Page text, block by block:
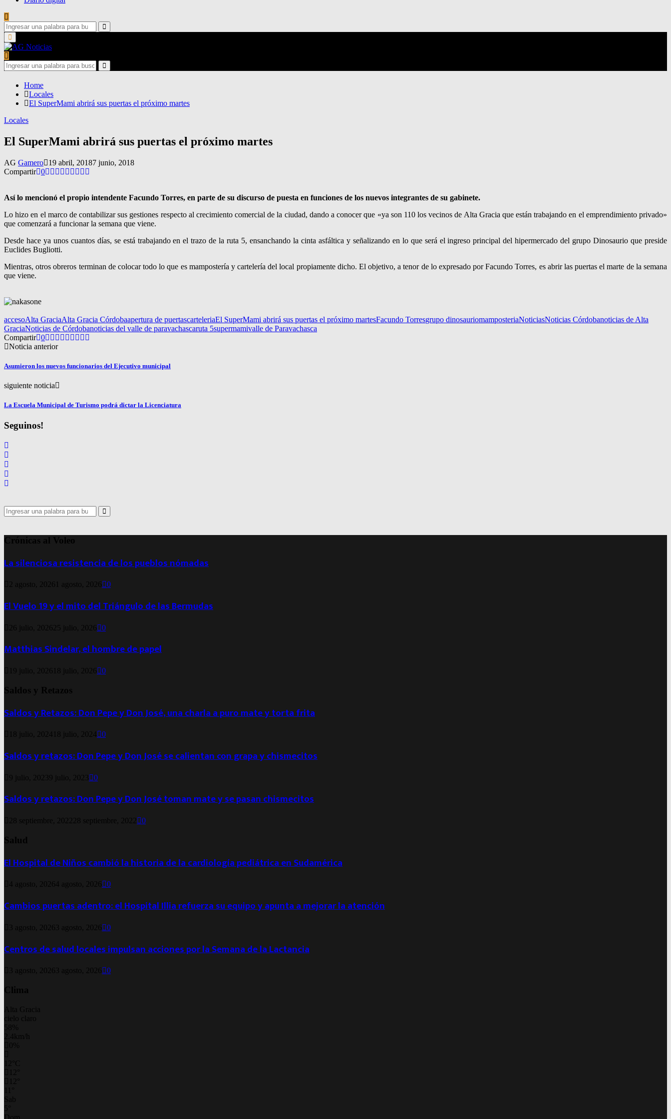
Search
for:
Search
Primary
Menu
Search
for:
Search
Home
Locales
El SuperMami abrirá sus puertas el próximo martes
Locales
El SuperMami abrirá sus puertas el próximo martes
AG Gamero 19 abril, 20187 junio, 2018
Compartir 0
Así lo mencionó el propio intendente Facundo Torres, en parte de su discurso de puesta en funciones de los nuevos integrantes de su gabinete.
Lo hizo en el marco de contabilizar sus gestiones respecto al crecimiento comercial de la ciudad, dando a conocer que «ya son 110 los vecinos de Alta Gracia que están trabajando en el emprendimiento privado»
que comenzará a funcionar la semana que viene.
Desde hace ya unos cuantos días, se está trabajando en el trazo de la ruta 5, ensanchando la cinta asfáltica y señalizando en lo que será el ingreso principal del hipermercado del grupo Dinosaurio que preside
Euclides Bugliotti.
Mientras, otros obreros terminan de colocar todo lo que es mampostería y cartelería del local propiamente dicho. El objetivo, a tenor de lo expresado por Facundo Torres, es abrir las puertas el marte de la semana
que viene.
accesoAlta GraciaAlta Gracia Córdobaapertura de puertascarteleriaEl SuperMami abrirá sus puertas el próximo martesFacundo Torresgrupo dinosauriomamposteriaNoticiasNoticias Córdobanoticias de Alta
GraciaNoticias de Córdobanoticias del valle de paravachascaruta 5supermamivalle de Paravachasca
Compartir 0
Noticia anterior
Asumieron los nuevos funcionarios del Ejecutivo municipal
siguiente noticia
La Escuela Municipal de Turismo podrá dictar la Licenciatura
Seguinos!
Search
for:
Search
Crónicas al Voleo
La silenciosa resistencia de los pueblos nómadas
2 agosto, 2026 1 agosto, 2026 0
El Vuelo 19 y el mito del Triángulo de las Bermudas
26 julio, 2026 25 julio, 2026 0
Matthias Sindelar, el hombre de papel
19 julio, 2026 18 julio, 2026 0
Saldos y Retazos
Saldos y Retazos: Don Pepe y Don José, una charla a puro mate y torta frita
18 julio, 2024 18 julio, 2024 0
Saldos y retazos: Don Pepe y Don José se calientan con grapa y chismecitos
9 julio, 20239 julio, 2023 0
Saldos y retazos: Don Pepe y Don José toman mate y se pasan chismecitos
28 septiembre, 2022 28 septiembre, 2022 0
Salud
El Hospital de Niños cambió la historia de la cardiología pediátrica en Sudamérica
4 agosto, 20264 agosto, 2026 0
Cambios puertas adentro: el Hospital Illia refuerza su equipo y apunta a mejorar la atención
3 agosto, 2026 3 agosto, 2026 0
Centros de salud locales impulsan acciones por la Semana de la Lactancia
3 agosto, 2026 3 agosto, 2026 0
Clima
Alta Gracia
cielo claro
58%
2.4km/h
0%
C
Sab
5
Dom